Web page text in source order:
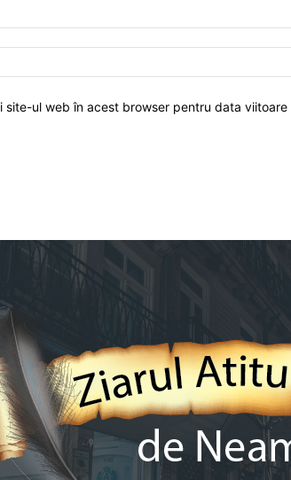
site-ul web în acest browser pentru data viitoare